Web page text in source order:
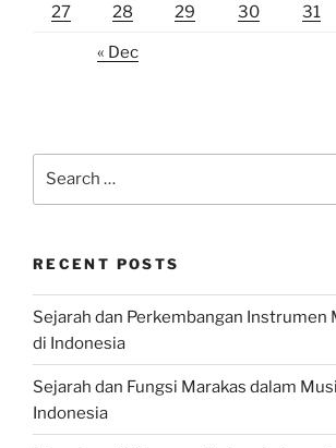
27 28 29 30 31
« Dec
RECENT POSTS
Sejarah dan Perkembangan Instrumen
di Indonesia
Sejarah dan Fungsi Marakas dalam
Indonesia